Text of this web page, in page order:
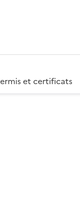
et certificats